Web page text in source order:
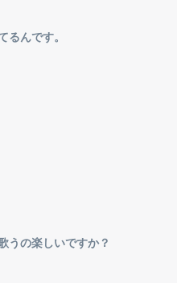
るんです。
うの楽しいですか？